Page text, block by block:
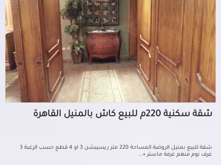
شقة سكنية 220م للبيع كاش بالمنيل القاهرة
شقة للبيع بمنيل الروضة المساحة 220 متر ريسيبشن 3 او 4 قطع حسب الرغبة 3
غرف نوم منهم غرفة ماستر +...